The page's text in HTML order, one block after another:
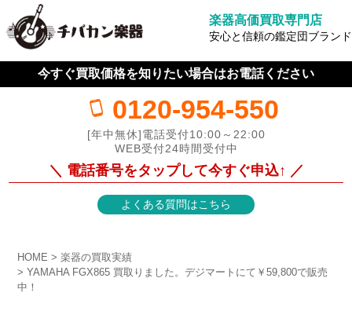
楽器高価買取専門店
安心と信頼の鑑定団ブランド
今すぐ買取価格を知りたい場合はお電話ください
0120-954-550
[年中無休]電話受付10:00～22:00
WEB受付24時間受付中
＼ 電話番号をタップして今すぐ申込↑ ／
よくある質問はこちら
HOME
楽器の買取実績
YAMAHA FGX865 買取りました。デジマートにて￥59,800で販売
中！